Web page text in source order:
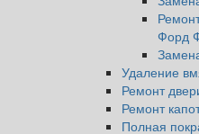
Форд
Удаление
Ремонт
Ремонт
Полная